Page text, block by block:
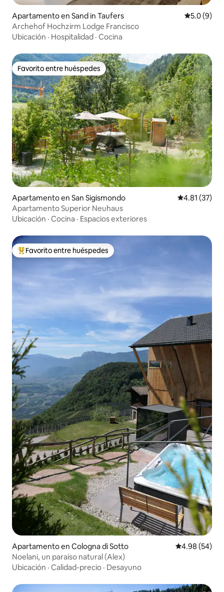
Apartamento en Sand in Taufers
5.0 (9)
Archehof Hochzirm Lodge Francisco
Ubicación · Hospitalidad · Cocina
Favorito entre huéspedes
Favorito entre huéspedes
Apartamento en San Sigismondo Calificación
4.81 (37)
Apartamento Superior Neuhaus
Ubicación · Cocina · Espacios exteriores
Favorito entre huéspedes preferido
Favorito entre huéspedes
Apartamento en Cologna di Sotto Calificación
4.98 (54)
Noelani, un paraíso natural (Alex)
Ubicación · Calidad-precio · Desayuno